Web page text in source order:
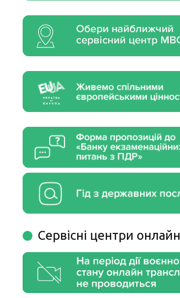
Сервiснi центри онлайн